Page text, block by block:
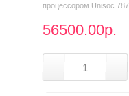
процессором Unisoc
56500.00р.